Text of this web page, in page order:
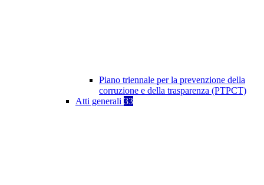
Piano triennale per la prevenzione della
corruzione e della trasparenza (PTPCT)
Atti generali 33